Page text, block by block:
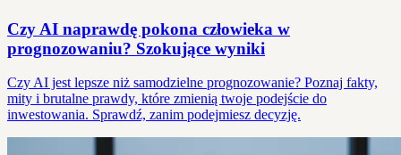
Czy AI naprawdę pokona człowieka w
prognozowaniu? Szokujące wyniki
Czy AI jest lepsze niż samodzielne prognozowanie? Poznaj fakty,
mity i brutalne prawdy, które zmienią twoje podejście do
inwestowania. Sprawdź, zanim podejmiesz decyzję.